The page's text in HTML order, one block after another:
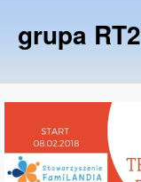
grupa RT2